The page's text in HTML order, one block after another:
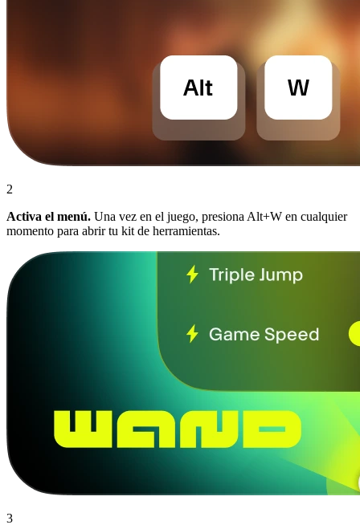
2
Activa el menú. Una vez en el juego, presiona Alt+W en cualquier
momento para abrir tu kit de herramientas.
3